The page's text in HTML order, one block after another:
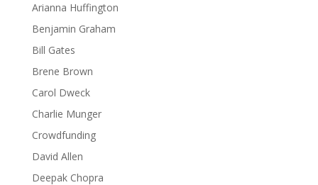
Arianna Huffington
Benjamin Graham
Bill Gates
Brene Brown
Carol Dweck
Charlie Munger
Crowdfunding
David Allen
Deepak Chopra